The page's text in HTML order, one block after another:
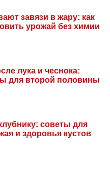
завязи в жару: как
урожай без химии
лука и чеснока:
для второй половины
советы для
и здоровья кустов